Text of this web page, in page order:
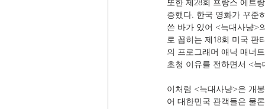
또한 제28회 프랑스 에트
증했다. 한국 영화가 꾸준
쓴 바가 있어 <늑대사냥>
로 꼽히는 제18회 미국 판
의 프로그래머 애닉 매너
초청 이유를 전하면서 <
이처럼 <늑대사냥>은 개
어 대한민국 관객들은 물